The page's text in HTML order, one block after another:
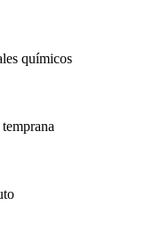
químicos